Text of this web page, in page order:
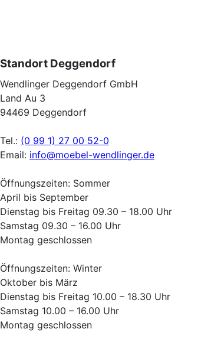
Standort Deggendorf
Wendlinger Deggendorf GmbH
Land Au 3
94469 Deggendorf
Tel.: (0 99 1) 27 00 52-0
Email: info@moebel-wendlinger.de
Öffnungszeiten: Sommer
April bis September
Dienstag bis Freitag 09.30 – 18.00 Uhr
Samstag 09.30 – 16.00 Uhr
Montag geschlossen
Öffnungszeiten: Winter
Oktober bis März
Dienstag bis Freitag 10.00 – 18.30 Uhr
Samstag 10.00 – 16.00 Uhr
Montag geschlossen